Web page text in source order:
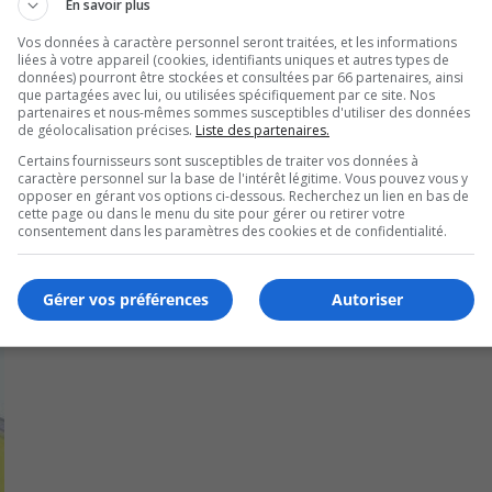
et Costco.
offre de capsules surgelées de smoothies aux fruits
6000 points de vente en Amérique du Nord.
En savoir plus
Vos données à caractère personnel seront traitées, et les informations
liées à votre appareil (cookies, identifiants uniques et autres types de
données) pourront être stockées et consultées par 66 partenaires, ainsi
que partagées avec lui, ou utilisées spécifiquement par ce site. Nos
partenaires et nous-mêmes sommes susceptibles d'utiliser des données
de géolocalisation précises. Liste des partenaires.
Certains fournisseurs sont susceptibles de traiter vos données à
caractère personnel sur la base de l'intérêt légitime. Vous pouvez vous y
opposer en gérant vos options ci-dessous. Recherchez un lien en bas de
cette page ou dans le menu du site pour gérer ou retirer votre
consentement dans les paramètres des cookies et de confidentialité.
Autoriser
Gérer vos préférences